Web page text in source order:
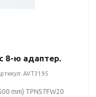
8-ю адаптер.
AVT3195
mm) TPNS7FW20